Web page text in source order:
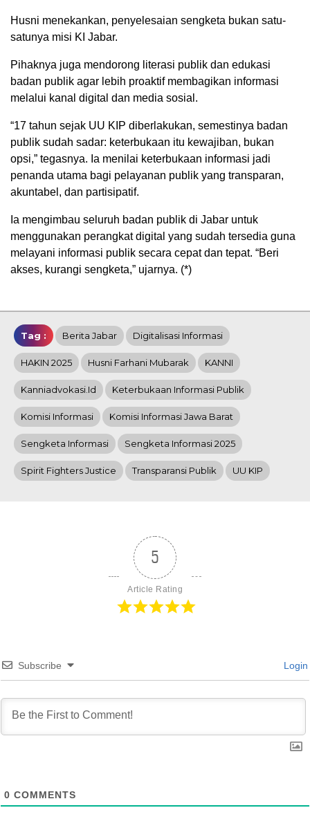
Husni menekankan, penyelesaian sengketa bukan satu-
satunya misi KI Jabar.
Pihaknya juga mendorong literasi publik dan edukasi
badan publik agar lebih proaktif membagikan informasi
melalui kanal digital dan media sosial.
“17 tahun sejak UU KIP diberlakukan, semestinya badan
publik sudah sadar: keterbukaan itu kewajiban, bukan
opsi,” tegasnya. Ia menilai keterbukaan informasi jadi
penanda utama bagi pelayanan publik yang transparan,
akuntabel, dan partisipatif.
Ia mengimbau seluruh badan publik di Jabar untuk
menggunakan perangkat digital yang sudah tersedia guna
melayani informasi publik secara cepat dan tepat. “Beri
akses, kurangi sengketa,” ujarnya. (*)
Tag : Berita Jabar Digitalisasi Informasi
HAKIN 2025 Husni Farhani Mubarak KANNI
Kanniadvokasi.id Keterbukaan Informasi Publik
Komisi Informasi Komisi Informasi Jawa Barat
Sengketa Informasi Sengketa Informasi 2025
Spirit Fighters Justice Transparansi Publik UU KIP
5
Article Rating
Subscribe Login
0 COMMENTS